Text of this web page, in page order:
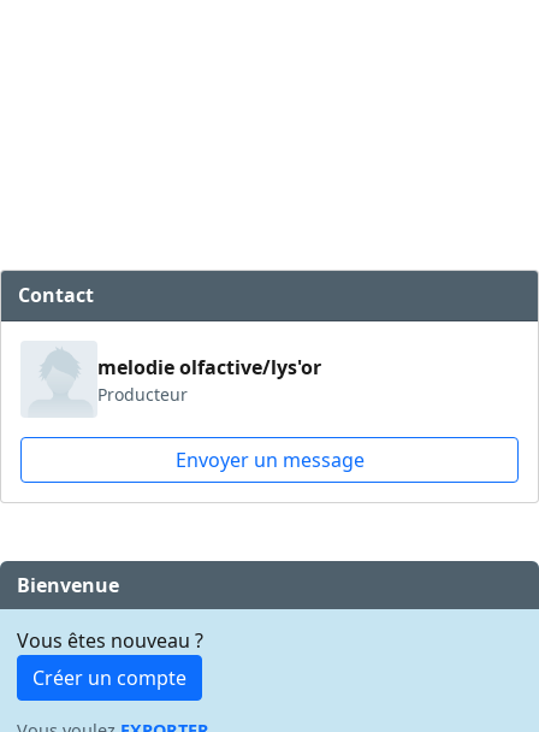
Contact
melodie olfactive/lys'or
Producteur
Envoyer un message
Bienvenue
Vous êtes nouveau ?
Créer un compte